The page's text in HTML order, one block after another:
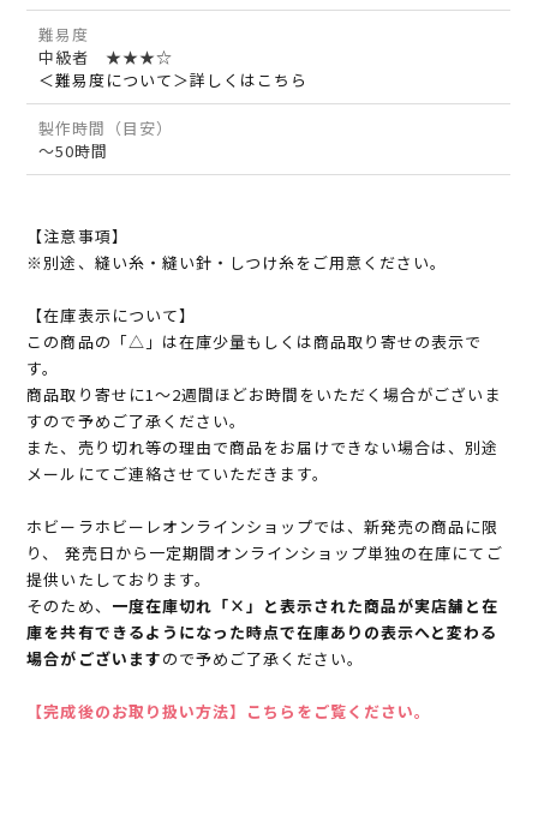
難易度
中級者 ★★★☆
＜難易度について＞詳しくはこちら
製作時間（目安）
～50時間
【注意事項】
※別途、縫い糸・縫い針・しつけ糸をご用意ください。
【在庫表示について】
この商品の「△」は在庫少量もしくは商品取り寄せの表示で
す。
商品取り寄せに1～2週間ほどお時間をいただく場合がございま
すので予めご了承ください。
また、売り切れ等の理由で商品をお届けできない場合は、別途
メールにてご連絡させていただきます。
ホビーラホビーレオンラインショップでは、新発売の商品に限
り、 発売日から一定期間オンラインショップ単独の在庫にてご
提供いたしております。
そのため、 一度在庫切れ「×」と表示された商品が実店舗と在
庫を共有できるようになった時点で在庫ありの表示へと変わる
場合がございますので予めご了承ください。
【完成後のお取り扱い方法】こちらをご覧ください。